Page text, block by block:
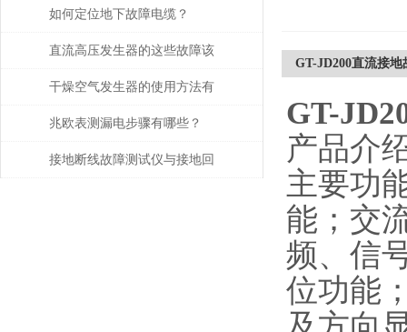
些？
如何定位地下故障电缆？
直流高压发生器的这些故障该
如何检查与处理
干燥空气发生器的使用方法有
哪些？
兆欧表测漏电步骤有哪些？
接地断线故障测试仪与接地回
GT-JD200直流接地
GT-
产品介
主要功
能；交
频、信
位功能